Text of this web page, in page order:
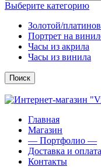
Выберите категорию
Золотой/
Портрет на
Часы из акрила
Часы из винила
Поиск
Главная
Магазин
— Портфолио —
Доставка и оплата
Контакты